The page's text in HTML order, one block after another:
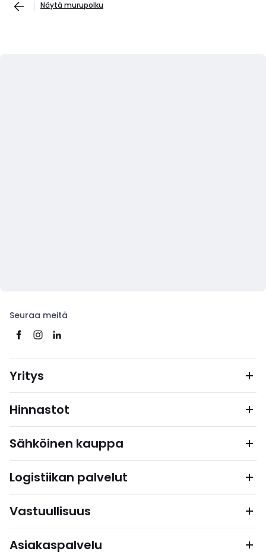
Näytä murupolku
Seuraa meitä
Yritys
Hinnastot
Sähköinen kauppa
Logistiikan palvelut
Vastuullisuus
Asiakaspalvelu